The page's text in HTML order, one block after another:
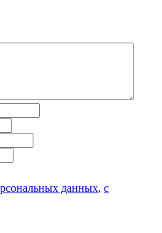
данных, с